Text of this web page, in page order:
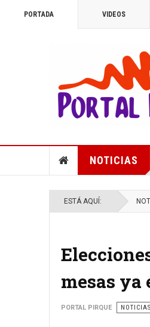
PORTADA VIDEOS
NOTICIAS
ESTÁ AQUÍ:
mesas ya
PORTAL PIRQUE